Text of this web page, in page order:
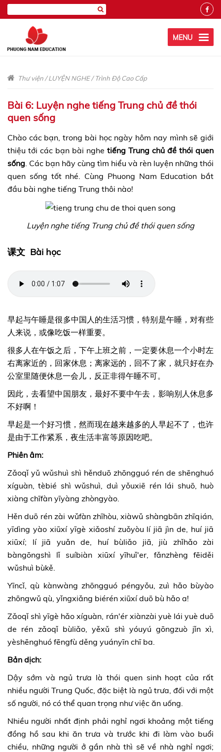
MENU
Thư viện/LUYỆN NGHE/Trình Độ Cao Cấp
Bài 6: Luyện nghe tiếng Trung chủ đề thói
quen sống
Chào các bạn, trong bài học ngày hôm nay mình sẽ giới
thiệu tới các bạn bài nghe tiếng Trung chủ đề thói quen
sống. Các bạn hãy cùng tìm hiểu và rèn luyện những thói
quen sống tốt nhé. Cùng Phuong Nam Education bắt
đầu bài nghe tiếng Trung thôi nào!
Luyện nghe tiếng Trung chủ đề thói quen sống
课文 Bài học
早起与午睡是很多中国人的生活习惯，特别是午睡，对有些
人来说，或像吃饭一样重要。
很多人在午饭之后，下午上班之前，一定要休息一个小时左
右离家近的，回家休息；离家远的，回不了家，就只好在办
公室里随便休息一会儿，反正非得午睡不可。
因此，去看望中国朋友，最好不要中午去，影响别人休息多
不好啊！
早起是一个好习惯，然而现在越来越多的人早起不了，也许
是由于工作紧系，夜生活丰富等原因吃吧。
Phiên âm:
Zǎoqǐ yǔ wǔshuì shì hěnduō zhōngguó rén de shēnghuó
xíguàn, tèbié shì wǔshuì, duì yǒuxiē rén lái shuō, huò
xiàng chīfàn yīyàng zhòngyào.
Hěn duō rén zài wǔfàn zhīhòu, xiàwǔ shàngbān zhīqián,
yīdìng yào xiūxí yīgè xiǎoshí zuǒyòu lí jiā jìn de, huí jiā
xiūxí; lí jiā yuǎn de, huí bùliǎo jiā, jiù zhǐhǎo zài
bàngōngshì lǐ suíbiàn xiūxí yīhuǐ'er, fǎnzhèng fēiděi
wǔshuì bùkě.
Yīncǐ, qù kànwàng zhōngguó péngyǒu, zuì hǎo bùyào
zhōngwǔ qù, yǐngxiǎng biérén xiūxí duō bù hǎo a!
Zǎoqǐ shì yīgè hǎo xíguàn, rán'ér xiànzài yuè lái yuè duō
de rén zǎoqǐ bùliǎo, yěxǔ shì yóuyú gōngzuò jǐn xì,
yèshēnghuó fēngfù děng yuányīn chī ba.
Bản dịch:
Dậy sớm và ngủ trưa là thói quen sinh hoạt của rất
nhiều người Trung Quốc, đặc biệt là ngủ trưa, đối với một
số người, nó có thể quan trọng như việc ăn uống.
Nhiều người nhất định phải nghỉ ngơi khoảng một tiếng
đồng hồ sau khi ăn trưa và trước khi đi làm vào buổi
chiều, những người ở gần nhà thì sẽ về nhà nghỉ ngơi;